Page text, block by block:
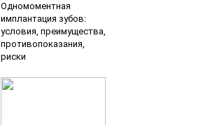
Одномоментная
имплантация зубов:
условия, преимущества,
противопоказания,
риски